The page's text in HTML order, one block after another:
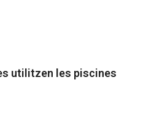
utilitzen les piscines